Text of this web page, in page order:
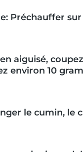
Préchauffer
aiguisé,
environ 10
le cumin, le